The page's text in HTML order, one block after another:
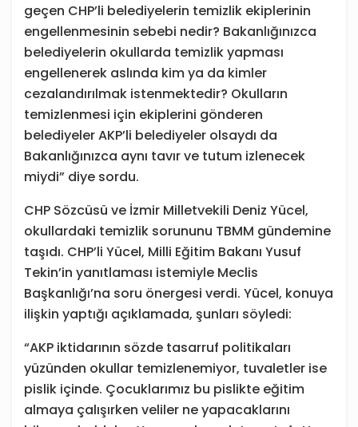
geçen CHP’li belediyelerin temizlik ekiplerinin
engellenmesinin sebebi nedir? Bakanlığınızca
belediyelerin okullarda temizlik yapması
engellenerek aslında kim ya da kimler
cezalandırılmak istenmektedir? Okulların
temizlenmesi için ekiplerini gönderen
belediyeler AKP’li belediyeler olsaydı da
Bakanlığınızca aynı tavır ve tutum izlenecek
miydi” diye sordu.
CHP Sözcüsü ve İzmir Milletvekili Deniz Yücel,
okullardaki temizlik sorununu TBMM gündemine
taşıdı. CHP’li Yücel, Milli Eğitim Bakanı Yusuf
Tekin’in yanıtlaması istemiyle Meclis
Başkanlığı’na soru önergesi verdi. Yücel, konuya
ilişkin yaptığı açıklamada, şunları söyledi:
“AKP iktidarının sözde tasarruf politikaları
yüzünden okullar temizlenemiyor, tuvaletler ise
pislik içinde. Çocuklarımız bu pislikte eğitim
almaya çalışırken veliler ne yapacaklarını